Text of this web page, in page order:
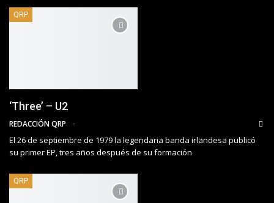
QRP
‘Three’ – U2
REDACCIÓN QRP
El 26 de septiembre de 1979 la legendaria banda irlandesa publicó
su primer EP, tres años después de su formación
QRP